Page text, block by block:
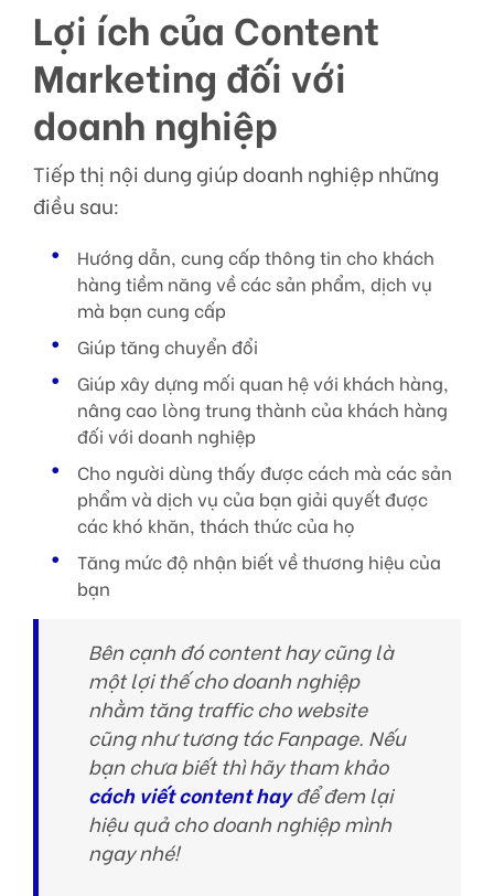
Lợi ích của Content
Marketing đối với
doanh nghiệp
Tiếp thị nội dung giúp doanh nghiệp những
điều sau:
Hướng dẫn, cung cấp thông tin cho khách
hàng tiềm năng về các sản phẩm, dịch vụ
mà bạn cung cấp
Giúp tăng chuyển đổi
Giúp xây dựng mối quan hệ với khách hàng,
nâng cao lòng trung thành của khách hàng
đối với doanh nghiệp
Cho người dùng thấy được cách mà các sản
phẩm và dịch vụ của bạn giải quyết được
các khó khăn, thách thức của họ
Tăng mức độ nhận biết về thương hiệu của
bạn
Bên cạnh đó content hay cũng là
một lợi thế cho doanh nghiệp
nhằm tăng traffic cho website
cũng như tương tác Fanpage. Nếu
bạn chưa biết thì hãy tham khảo
cách viết content hayđể đem lại
hiệu quả cho doanh nghiệp mình
ngay nhé!